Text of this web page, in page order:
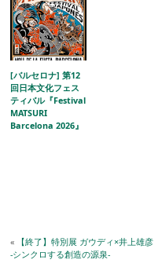
[バルセロナ] 第12
回日本文化フェス
ティバル『Festival
MATSURI
Barcelona 2026』
« 【終了】特別展 ガウディ×井上雄彦
‐シンクロする創造の源泉‐